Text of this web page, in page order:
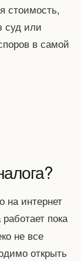
стоимость,
суд или
в самой
на интернет
пока
не все
открыть